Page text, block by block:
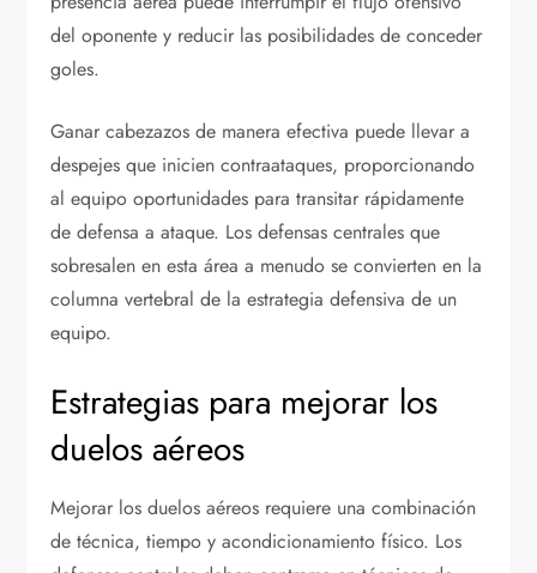
del oponente y reducir las posibilidades de conceder
goles.
Ganar cabezazos de manera efectiva puede llevar a
despejes que inicien contraataques, proporcionando
al equipo oportunidades para transitar rápidamente
de defensa a ataque. Los defensas centrales que
sobresalen en esta área a menudo se convierten en la
columna vertebral de la estrategia defensiva de un
equipo.
Estrategias para mejorar los
duelos aéreos
Mejorar los duelos aéreos requiere una combinación
de técnica, tiempo y acondicionamiento físico. Los